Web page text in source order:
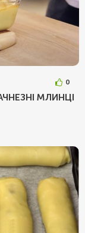
0
МЛИНЦІ